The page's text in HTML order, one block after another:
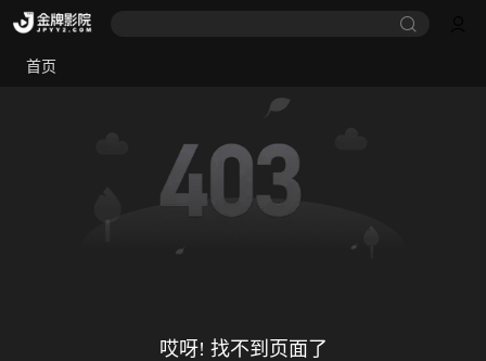
首页
哎呀! 找不到页面了